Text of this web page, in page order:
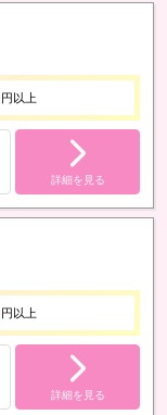
円以上
詳細を見る
円以上
詳細を見る